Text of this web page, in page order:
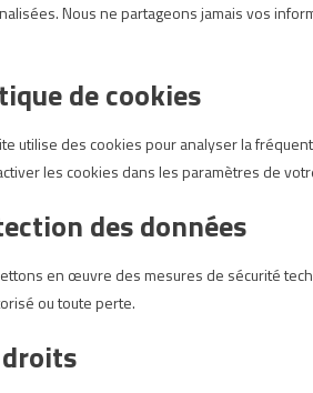
Nous ne partageons jamais vos
de cookies
utilise des cookies pour analyser la
les cookies dans les paramètres de
des données
en œuvre des mesures de sécurité
ou toute perte.